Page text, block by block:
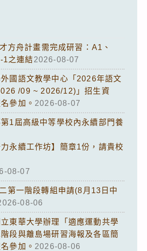
方舟計畫需完成研習：A1、
1之連結2026-08-07
國語文教學中心「2026年語文
/09 ~ 2026/12)」招生資
參加。 2026-08-07
1屆高級中等學校內永續部門養
永續工作坊】簡章1份，請貴校
08-07
第一階段轉組申請(8月13日中
08-06
東華大學辦理「適應運動共學
段與離島場研習海報及各區簡
參加。 2026-08-06